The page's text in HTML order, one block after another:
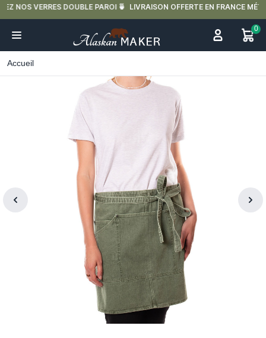
LIVRAISON OFFERTE EN FRANCE MÉTROPOLITAINE DÈS 59€ D'ACHAT.
0
Accueil